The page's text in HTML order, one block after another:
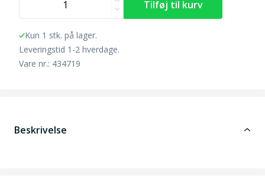
Kun 1 stk. på lager.
Leveringstid 1-2 hverdage.
Vare nr.: 434719
Beskrivelse